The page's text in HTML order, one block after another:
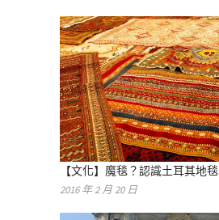
【文化】魔毯？認識土耳其地毯
2016 年 2 月 20 日